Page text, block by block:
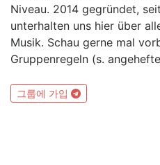
Niveau. 2014 gegründet,
unterhalten uns hier über
Musik. Schau gerne mal
Gruppenregeln (s.
그룹에 가입